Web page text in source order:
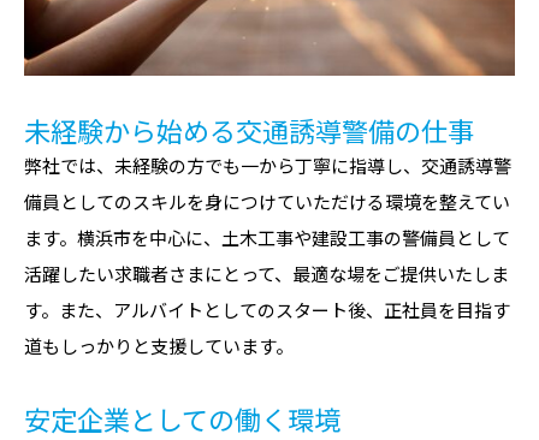
未経験から始める交通誘導警備の仕事
弊社では、未経験の方でも一から丁寧に指導し、交通誘導警
備員としてのスキルを身につけていただける環境を整えてい
ます。横浜市を中心に、土木工事や建設工事の警備員として
活躍したい求職者さまにとって、最適な場をご提供いたしま
す。また、アルバイトとしてのスタート後、正社員を目指す
道もしっかりと支援しています。
安定企業としての働く環境